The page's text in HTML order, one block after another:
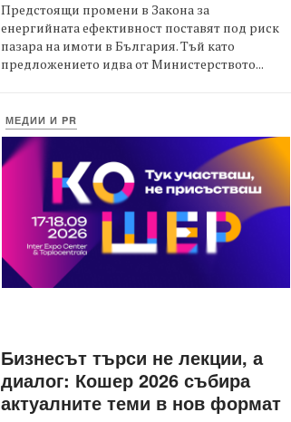
Предстоящи промени в Закона за
енергийната ефективност поставят под риск
пазара на имоти в България. Тъй като
предложението идва от Министерството...
МЕДИИ И PR
Бизнесът търси не лекции, а
диалог: Кошер 2026 събира
актуалните теми в нов формат